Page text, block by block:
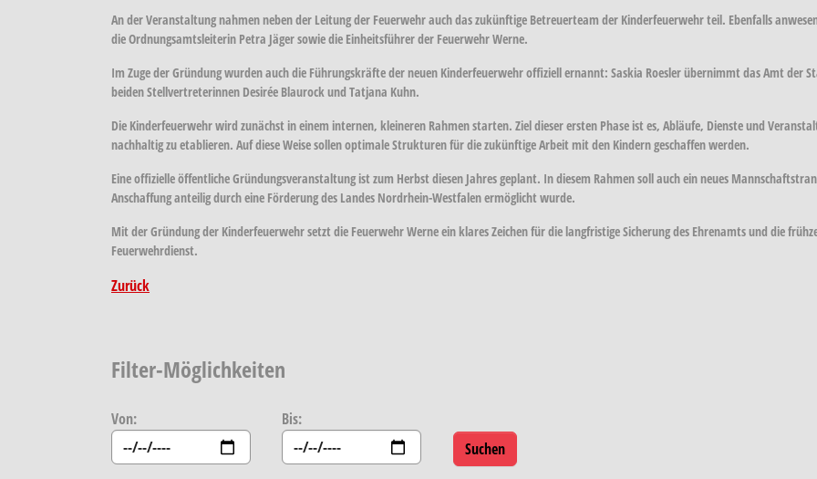
An der Veranstaltung nahmen neben der Leitung der Feuerwehr auch das zukünftige Betreuerteam der Kinderfeuerwehr teil. Ebenfalls
die Ordnungsamtsleiterin Petra Jäger sowie die Einheitsführer der Feuerwehr Werne.
Im Zuge der Gründung wurden auch die Führungskräfte der neuen Kinderfeuerwehr offiziell ernannt: Saskia Roesler übernimmt das Amt
beiden Stellvertreterinnen Desirée Blaurock und Tatjana Kuhn.
Die Kinderfeuerwehr wird zunächst in einem internen, kleineren Rahmen starten. Ziel dieser ersten Phase ist es, Abläufe, Dienste und
nachhaltig zu etablieren. Auf diese Weise sollen optimale Strukturen für die zukünftige Arbeit mit den Kindern geschaffen werden.
Eine offizielle öffentliche Gründungsveranstaltung ist zum Herbst diesen Jahres geplant. In diesem Rahmen soll auch ein neues
Anschaffung anteilig durch eine Förderung des Landes Nordrhein-Westfalen ermöglicht wurde.
Mit der Gründung der Kinderfeuerwehr setzt die Feuerwehr Werne ein klares Zeichen für die langfristige Sicherung des Ehrenamts und die
Feuerwehrdienst.
Zurück
Filter-Möglichkeiten
Von: Bis: